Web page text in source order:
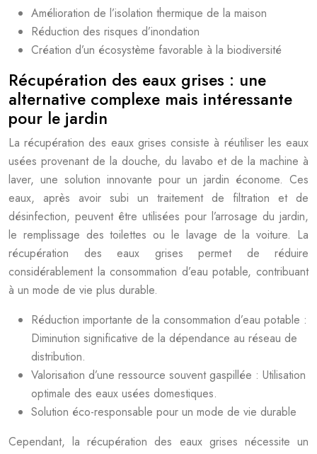
Amélioration de l’isolation thermique de la maison
Réduction des risques d’inondation
Création d’un écosystème favorable à la biodiversité
Récupération des eaux grises : une
alternative complexe mais intéressante
pour le jardin
La récupération des eaux grises consiste à réutiliser les eaux
usées provenant de la douche, du lavabo et de la machine à
laver, une solution innovante pour un jardin économe. Ces
eaux, après avoir subi un traitement de filtration et de
désinfection, peuvent être utilisées pour l’arrosage du jardin,
le remplissage des toilettes ou le lavage de la voiture. La
récupération des eaux grises permet de réduire
considérablement la consommation d’eau potable, contribuant
à un mode de vie plus durable.
Réduction importante de la consommation d’eau potable :
Diminution significative de la dépendance au réseau de
distribution.
Valorisation d’une ressource souvent gaspillée : Utilisation
optimale des eaux usées domestiques.
Solution éco-responsable pour un mode de vie durable
Cependant, la récupération des eaux grises nécessite un